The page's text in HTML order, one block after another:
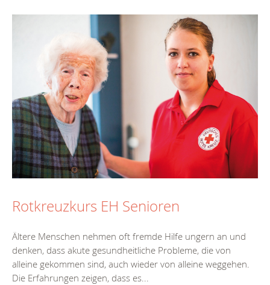
Rotkreuzkurs EH Senioren
Ältere Menschen nehmen oft fremde Hilfe ungern an und
denken, dass akute gesundheitliche Probleme, die von
alleine gekommen sind, auch wieder von alleine weggehen.
Die Erfahrungen zeigen, dass es...